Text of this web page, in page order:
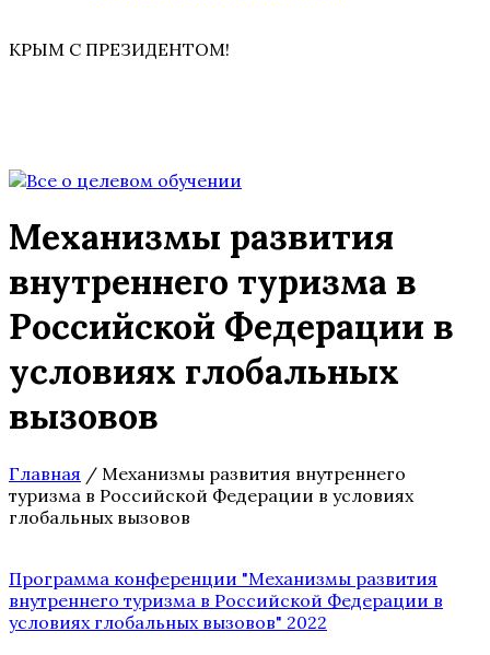
КРЫМ С ПРЕЗИДЕНТОМ!
Механизмы развития
внутреннего туризма в
Российской Федерации в
условиях глобальных
вызовов
Главная / Механизмы развития внутреннего
туризма в Российской Федерации в условиях
глобальных вызовов
Программа конференции "Механизмы развития
внутреннего туризма в Российской Федерации в
условиях глобальных вызовов" 2022